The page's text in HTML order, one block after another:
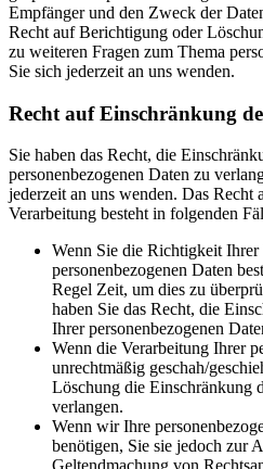
Empfänger und den Zweck der
Recht auf Berichtigung oder
zu weiteren Fragen zum Thema
Sie sich jederzeit an uns wenden.
Recht auf Einschränkung
Sie haben das Recht, die
personenbezogenen Daten zu
jederzeit an uns wenden. Das Recht
Verarbeitung besteht in folgenden
Wenn Sie die Richtigkeit Ihrer
personenbezogenen Daten
Regel Zeit, um dies zu
haben Sie das Recht, die
Ihrer personenbezogenen
Wenn die Verarbeitung Ihrer
unrechtmäßig geschah/
Löschung die Einschränkung
verlangen.
Wenn wir Ihre
benötigen, Sie sie jedoch zur